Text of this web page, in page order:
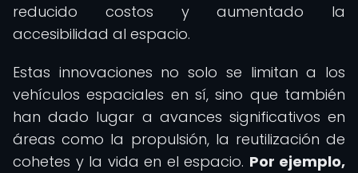
reducido costos y aumentado la
accesibilidad al espacio.
Estas innovaciones no solo se limitan a los
vehículos espaciales en sí, sino que también
han dado lugar a avances significativos en
áreas como la propulsión, la reutilización de
cohetes y la vida en el espacio. Por ejemplo,